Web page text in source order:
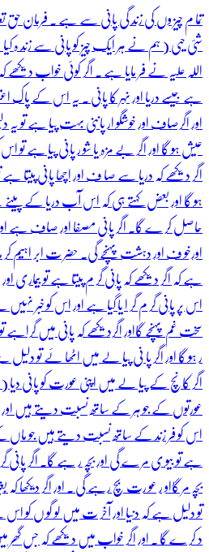
تما م چیز وں کی زند گی پانی سے ہے ۔ فرمان حق
شئی حیی ( ہم نے ہر ایک چیز کو پانی سے زند
اللہ علیہ نے فر مایا ہے ۔ اگر کوئی خواب دیکھے
ہے جیسے دریا اور نہر کا پانی ۔ یہ اس کے پاک
اور اگرصاف اور خوشگو ار پاننی بہت پیا ہے تو
عیش ہو گا اور اگر بے مزہ یا شو ر پانی پیا ہے
اگر دیکھے کہ دریا سے صا ف اور اچھا پانی پیتا
ہو گا اور بعض کہتے ہی کہ اس آب دریا کے پینے
حاصل کر ے گا۔ اگر پانی مصفا اور صاف ہے اور
اورخو ف اور دہشت پہنچے گی۔ حضر ت ابر اہیم کر
ہے کہ اگر دیکھے کہ پانی گر م پیتا ہے تو بیماری
اس پر پانی گر م گر ا یا گیا ہے اور اس کو خبر
سخت غم پہنچے گااور اگردیکھے کہ پانی میں
ر ہو گا اور اگر پا نی پیا لے میں اٹھا ئے تو دلیل
اگر کانچ کے پیا لے میں اپنی عورت کو پانی
عورتوں کے جو ہر کے ساتھ نسبت دیتے ہیں
اس کو فر زند کے ساتھ نسبت دیتے ہیں جو ماں
ہے تو بیو ی مر ے گی اور بچہ ر ہے گا۔ اگر پانی گر
بچہ مر گااو ر عو رت بچ رہے گی ۔ اور اگر دیکھا
تو دلیل ہے کہ دنیا اور آخر ت میں لو گو ں کو اس
د کر ے گا ۔ اور اگر خواب میں دیکھے کہ جس گھر